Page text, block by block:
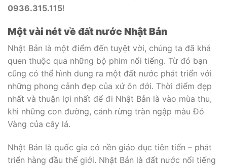
0936.315.115!
Một vài nét về đất nước Nhật Bản
Nhật Bản là một điểm đến tuyệt vời, chúng ta đã khá
quen thuộc qua những bộ phim nổi tiếng. Từ đó bạn
cũng có thể hình dung ra một đất nước phát triển với
những phong cảnh đẹp của xứ ôn đới. Thời điểm đẹp
nhất và thuận lợi nhất để đi Nhật Bản là vào mùa thu,
khi những con đường, cánh rừng tràn ngập màu Đỏ
Vàng của cây lá.
Nhật Bản là quốc gia có nền giáo dục tiên tiến – phát
triển hàng đầu thế giới. Nhật Bản là đất nước nổi tiếng